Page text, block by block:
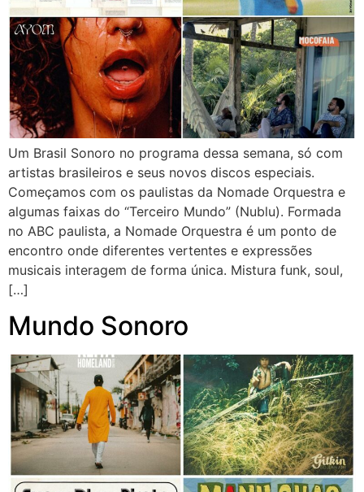
Um Brasil Sonoro no programa dessa semana, só com
artistas brasileiros e seus novos discos especiais.
Começamos com os paulistas da Nomade Orquestra e
algumas faixas do “Terceiro Mundo” (Nublu). Formada
no ABC paulista, a Nomade Orquestra é um ponto de
encontro onde diferentes vertentes e expressões
musicais interagem de forma única. Mistura funk, soul,
[…]
Mundo Sonoro